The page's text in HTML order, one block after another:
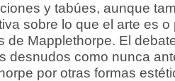
y tabúes, aunque
sobre lo que el arte es
de Mapplethorpe. El
desnudos como nunca
por otras formas